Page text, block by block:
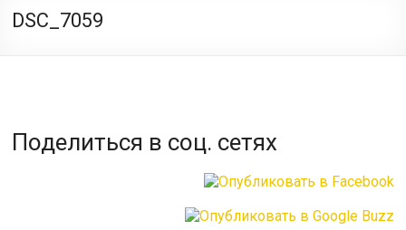
DSC_7059
Поделиться в соц. сетях